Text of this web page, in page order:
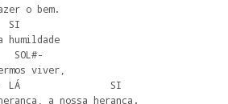
o bem.
humildade
viver,
LÁ                SI
a nossa herança.